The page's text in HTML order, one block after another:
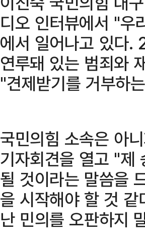
디오 인터뷰에서 "우
에서 일어나고 있다.
연루돼 있는 범죄와
"견제받기를 거부하
국민의힘 소속은 아
기자회견을 열고 "제
될 것이라는 말씀을
을 시작해야 할 것
난 민의를 오판하지